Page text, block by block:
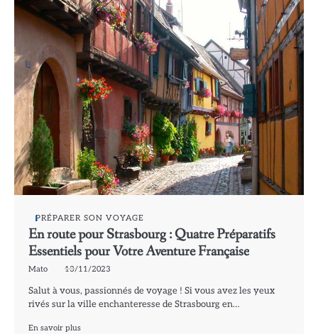
PRÉPARER SON VOYAGE
En route pour Strasbourg : Quatre Préparatifs
Essentiels pour Votre Aventure Française
Mato 13/11/2023
Salut à vous, passionnés de voyage ! Si vous avez les yeux
rivés sur la ville enchanteresse de Strasbourg en…
En savoir plus